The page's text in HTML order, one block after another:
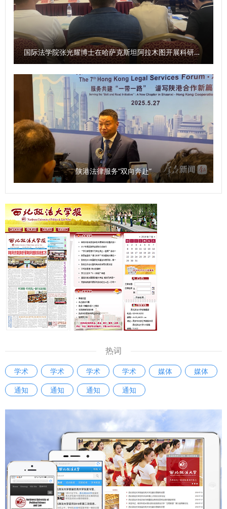
88182777 zxyshfzxy@nwupl.edu.cn 2 经济学院 0201理论
经济学（020101政治经济学、020104西方经济学） 博士研
究生 /博士 2 刘老师 029-88182698
20171352@nwupl.edu.cn 0701数学（070101基础数学） 3
法治学院、法律 硕士教育学院 0301法学（030101法学理
论、030103宪法学与行政法学、030106诉讼法学） 博士研
究生 /博士 2 李老师 029-85385138 3043836564@qq.com
0301法学（030102法律史） 1 4 行政法学院（纪检 监察学
院） 0301法学（030103 宪法学与行政法学） 博士研究生 /
博士 2 李老师 029-88182656 lidayong@126.com 0301法学
（030103 宪法学与行政法学）、0308纪检监察学 1 5 刑事
法学院 0301法学（030104刑法学） 博士研究生 /博士 2 王
老师 029-88182613 wg@nwupl.edu.cn 6 民商法学院 0301
88182600 zfmsfbgs@163.com 0301法学（030105民商法
学） 1 7 经济法学院（知识 产权学院） 0301法学（0301Z3
劳动法学与社会保障法学） 博士研究生 /博士 1 李老师 029-
88182630 xfdjjf2026@163.com 0301法学（0301Z2 知识
产权法学） 1 8 国际法学院 （国际仲裁学院） 0301法学
（030109国际法学） 博士研究生 /博士 2 伏老师 029-
88182671 xfdgjf99@163.com 9 国家安全学院 （反恐怖主
义 法学院） 0101哲学（010107宗教学）、0301法学
（030104刑法学、030106诉讼法学、030109国际法学）、
0304民族学（030402马克思主义民族理论与政策、030406
中华民族学、030407人类学与世界民族）、1402国家安全学
274735248@qq.com 0301法学（030104刑法学、030106
诉讼法学、030109国际法学）、0301政治学（030206国际
管理学院 0302政治学（030201政治学理论、030202中外政
治制度） 博士研究生 /博士 1 齐老师 029-88182767
pop.auska@163.com 1204公共管理（120401行政管理） 博
士研究生 /博士 1 11 马克思主义学院 0305马克思主义理论
（030503马克思主义中国化研究） 博士研究生 /博士 1 薛老
师 029-88182496 94234951@qq.com 0301法学（030101
法学理论）、0101哲学（010101马克思主义哲学）、0201
国际法学院张光耀博士在哈萨克斯坦阿拉木图开展科研与社会服务活动
陕港法律服务“双向奔赴”
热词
学术 学术 学术 学术 媒体
媒体
通知
通知 通知 通知